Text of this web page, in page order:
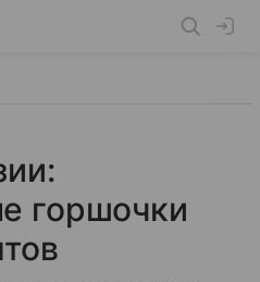
горшочки